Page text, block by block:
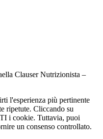
Clauser Nutrizionista –
l'esperienza più pertinente
ripetute. Cliccando su
i cookie. Tuttavia, puoi
un consenso controllato.